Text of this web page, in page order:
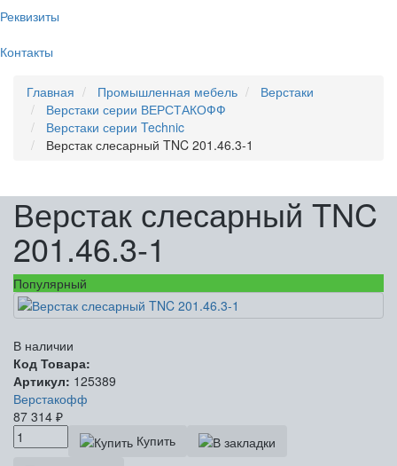
Реквизиты
Контакты
Главная Промышленная мебель
Верстаки
Верстаки серии ВЕРСТАКОФФ
Верстаки серии Technic
Верстак слесарный TNC 201.46.3-1
Верстак слесарный TNC
201.46.3-1
Популярный
В наличии
Код Товара:
Артикул: 125389
Верстакофф
87 314 ₽
Купить